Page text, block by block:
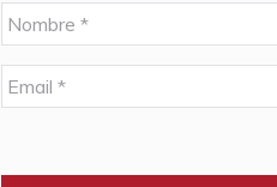
N
o
m
b
r
E
m
l